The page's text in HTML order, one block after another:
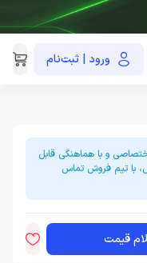
ورود | ثبت‌نام021-91035390
و با هماهنگی قابل
با تیم فروش تماس
قیمت